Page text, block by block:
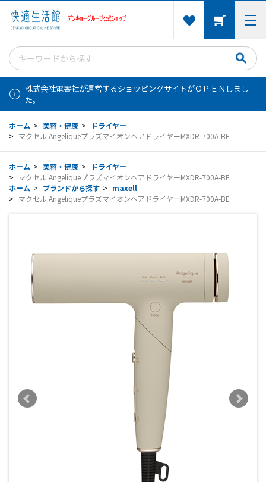
株式会社電響社が運営するショッピングサイトがＯＰＥＮしまし
た。
ホーム > 美容・健康 >
ドライヤー
> マクセル AngeliqueプラズマイオンヘアドライヤーMXDR-700A-BE
ホーム > 美容・健康 >
ドライヤー
> マクセル AngeliqueプラズマイオンヘアドライヤーMXDR-700A-BE
ホーム > ブランドから探す > maxell
> マクセル AngeliqueプラズマイオンヘアドライヤーMXDR-700A-BE